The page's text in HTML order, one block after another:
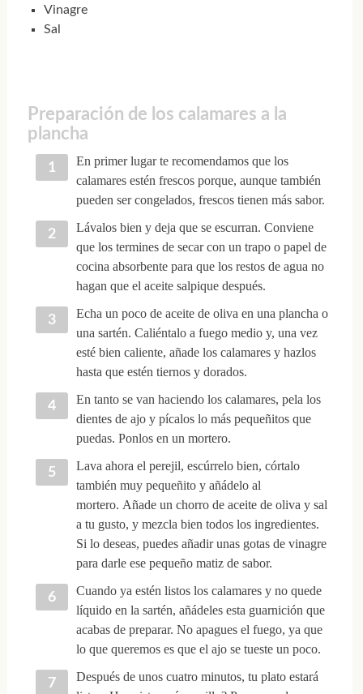
Vinagre
Sal
Preparación de los calamares a la
plancha
En primer lugar te recomendamos que los
calamares estén frescos porque, aunque también
pueden ser congelados, frescos tienen más sabor.
Lávalos bien y deja que se escurran. Conviene
que los termines de secar con un trapo o papel de
cocina absorbente para que los restos de agua no
hagan que el aceite salpique después.
Echa un poco de aceite de oliva en una plancha o
una sartén. Caliéntalo a fuego medio y, una vez
esté bien caliente, añade los calamares y hazlos
hasta que estén tiernos y dorados.
En tanto se van haciendo los calamares, pela los
dientes de ajo y pícalos lo más pequeñitos que
puedas. Ponlos en un mortero.
Lava ahora el perejil, escúrrelo bien, córtalo
también muy pequeñito y añádelo al
mortero. Añade un chorro de aceite de oliva y sal
a tu gusto, y mezcla bien todos los ingredientes.
Si lo deseas, puedes añadir unas gotas de vinagre
para darle ese pequeño matiz de sabor.
Cuando ya estén listos los calamares y no quede
líquido en la sartén, añádeles esta guarnición que
acabas de preparar. No apagues el fuego, ya que
lo que queremos es que el ajo se tueste un poco.
Después de unos cuatro minutos, tu plato estará